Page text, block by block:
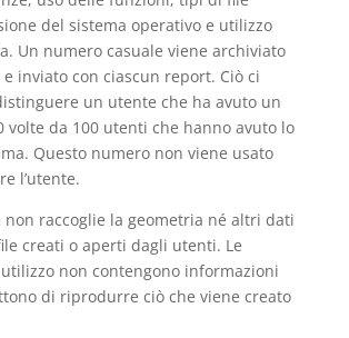
del sistema operativo e utilizzo
Un numero casuale viene archiviato
inviato con ciascun report. Ciò ci
un utente che ha avuto un
volte da 100 utenti che hanno avuto lo
Questo numero non viene usato
l’utente.
non raccoglie la geometria né altri dati
creati o aperti dagli utenti. Le
non contengono informazioni
di riprodurre ciò che viene creato